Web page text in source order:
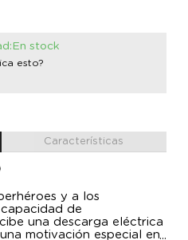
stock
esto?
Características
y a los
de
una descarga eléctrica
motivación especial en